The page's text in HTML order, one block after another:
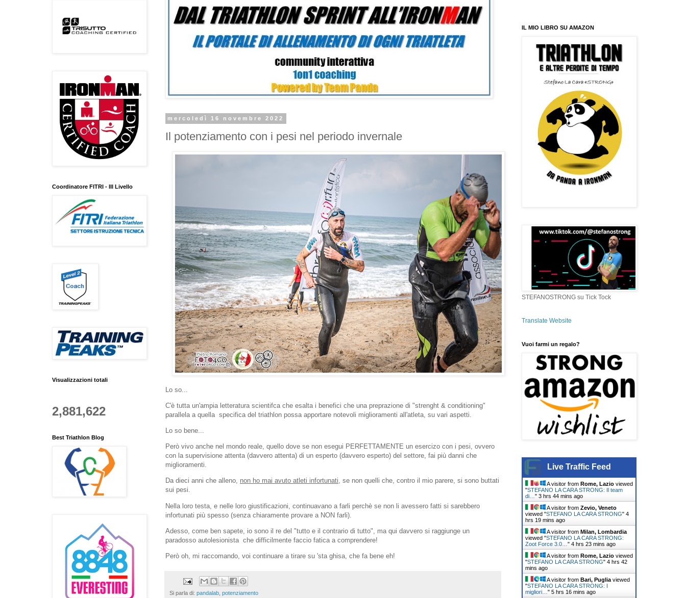
mercoledì 16 novembre 2022
Il potenziamento con i pesi nel periodo invernale
Lo so...
C'è tutta un'ampia letteratura scientifca che esalta i benefici che una preprazione di "strenght & conditioning"
parallela a quella specifica del triathlon possa apportare notevoli miglioramenti all'atleta, su vari aspetti.
Lo so bene...
Però vivo anche nel mondo reale, quello dove se non esegui PERFETTAMENTE un esercizo con i pesi, ovvero
con la supervisione attenta (davvero attenta) di un esperto (davvero esperto) del settore, fai più danni che
miglioramenti.
Da dieci anni che alleno, non ho mai avuto atleti infortunati, se non quelli che, contro il mio parere, si sono buttati
sui pesi.
Nella loro testa, e nelle loro giustificazioni, continuavano a farli perchè se non li avessero fatti si sarebbero
infortunati più spesso (senza chiaramente provare a NON farli).
Adesso, come ben sapete, io sono il re del "tutto e il contrario di tutto", ma qui davvero si raggiunge un
paradosso autolesionista che difficilmente faccio fatica a comprendere!
Però oh, mi raccomando, voi continuare a tirare su 'sta ghisa, che fa bene eh!
Si parla di: pandalab potenziamento
Coordinatore FITRI - III Livello
Visualizzazioni totali
2,881,622
Best Triathlon Blog
IL MIO LIBRO SU AMAZON
STEFANOSTRONG su Tick Tock
Translate Website
Vuoi farmi un regalo?
Live Traffic Feed
A visitor from Rome, Lazio viewed
"STEFANO LA CARA STRONG: Il team
di… " 3 hrs 44 mins ago
A visitor from Zevio, Veneto
viewed "STEFANO LA CARA STRONG" 4
hrs 19 mins ago
A visitor from Milan, Lombardia
viewed "STEFANO LA CARA STRONG:
Zoot Force 3.0… " 4 hrs 23 mins ago
A visitor from Rome, Lazio viewed
"STEFANO LA CARA STRONG" 4 hrs 42
mins ago
A visitor from Bari, Puglia viewed
"STEFANO LA CARA STRONG: I
migliori… " 5 hrs 16 mins ago